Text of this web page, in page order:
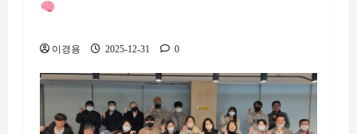
이경용 2025-12-31 0